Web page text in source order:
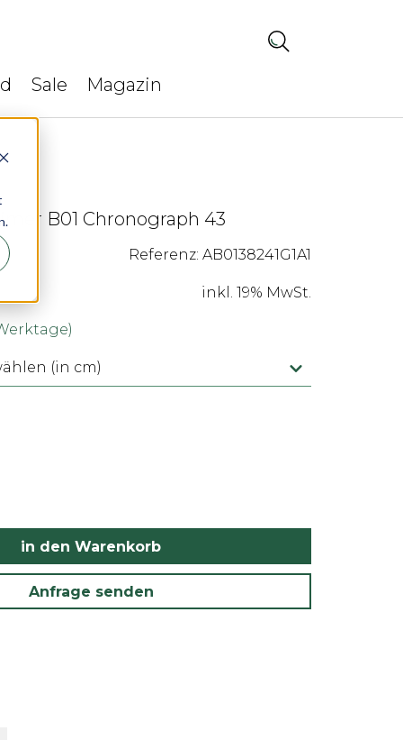
Sale Magazin
B01 Chronograph 43
Referenz: AB0138241G1A1
inkl. 19% MwSt.
(in cm)
in den Warenkorb
Anfrage senden